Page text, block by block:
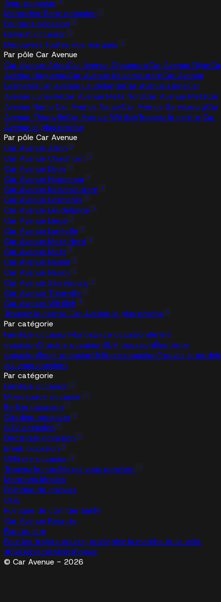
Jeep occasion
Mercedes-Benz occasion
Peugeot occasion
Renault occasion
Découvrez toutes nos marques
Par pôle Car Avenue
Car Avenue ArlonCar Avenue ChaumontCar Avenue Dijon
Avenue HaguenauCar Avenue KaiserslauternCar Avenue
LesménilsCar Avenue LeudelangeCar Avenue LiegeCar
Avenue LunévilleCar Avenue Metz NordCar Avenue MetzCar
Avenue NamurCar Avenue NancyCar Avenue SarrebourgCar
Avenue ThionvilleCar Avenue WittlichTrouvez le centre Car
Avenue le plus proche
Par pôle Car Avenue
Car Avenue Arlon
Car Avenue Chaumont
Car Avenue Dijon
Car Avenue Haguenau
Car Avenue Kaiserslautern
Car Avenue Lesménils
Car Avenue Leudelange
Car Avenue Liege
Car Avenue Lunéville
Car Avenue Metz Nord
Car Avenue Metz
Car Avenue Namur
Car Avenue Nancy
Car Avenue Sarrebourg
Car Avenue Thionville
Car Avenue Wittlich
Trouvez le centre Car Avenue le plus proche
Par catégorie
Familiale occasionMonospace occasionBerline
occasionCitadine occasionSUV occasionÉlectrique
occasionBreak occasionUtilitaire occasionTrouvez le
qui vous convient
Par catégorie
Familiale occasion
Monospace occasion
Berline occasion
Citadine occasion
SUV occasion
Électrique occasion
Break occasion
Utilitaire occasion
Trouvez le modèle qui vous convient
Mentions légales
Politique de cookies
CGU
Politique de confidentialité
Car Avenue Recrute
Plan du site
Pour les trajets courts, privilégiez la marche ou le vélo.
#SeDéplacerMoinsPolluer
© Car Avenue - 2026